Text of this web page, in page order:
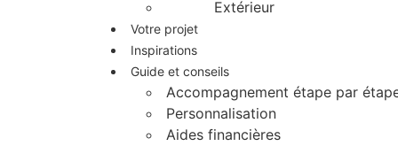
Extérieur
Votre projet
Inspirations
Guide et conseils
Accompagnement étape par
Personnalisation
Aides financières